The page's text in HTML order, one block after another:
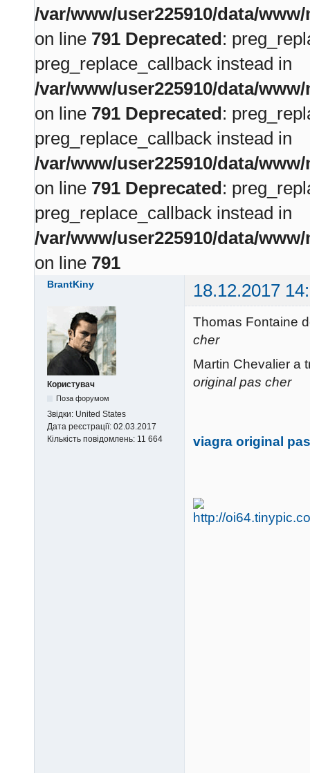
/var/www/user225910/data/
on line 791 Deprecated:
preg_replace_callback instead in
/var/www/user225910/data/
on line 791 Deprecated:
preg_replace_callback instead in
/var/www/user225910/data/
on line 791 Deprecated:
preg_replace_callback instead in
/var/www/user225910/data/
on line 791
BrantKiny 18.12.2017
Користувач
Поза форумом
Звідки: United States
Дата реєстрації: 02.03.2017
Кількість повідомлень: 11 664
Thomas Fontaine
cher
Martin Chevalier a
original pas cher
viagra original